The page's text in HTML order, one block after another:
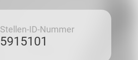
Stellen-ID-Nummer
5915101